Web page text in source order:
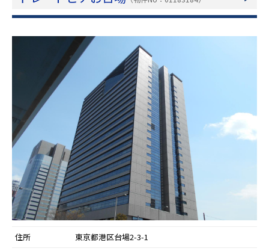
住所
東京都港区台場2-3-1